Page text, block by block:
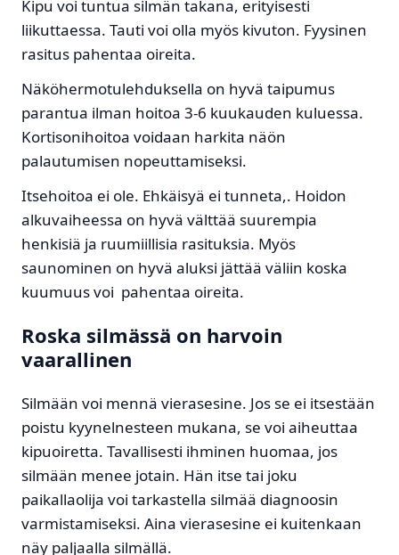
Kipu voi tuntua silmän takana, erityisesti
liikuttaessa. Tauti voi olla myös kivuton. Fyysinen
rasitus pahentaa oireita.
Näköhermotulehduksella on hyvä taipumus
parantua ilman hoitoa 3-6 kuukauden kuluessa.
Kortisonihoitoa voidaan harkita näön
palautumisen nopeuttamiseksi.
Itsehoitoa ei ole. Ehkäisyä ei tunneta,. Hoidon
alkuvaiheessa on hyvä välttää suurempia
henkisiä ja ruumiillisia rasituksia. Myös
saunominen on hyvä aluksi jättää väliin koska
kuumuus voi pahentaa oireita.
Roska silmässä on harvoin
vaarallinen
Silmään voi mennä vierasesine. Jos se ei itsestään
poistu kyynelnesteen mukana, se voi aiheuttaa
kipuoiretta. Tavallisesti ihminen huomaa, jos
silmään menee jotain. Hän itse tai joku
paikallaolija voi tarkastella silmää diagnoosin
varmistamiseksi. Aina vierasesine ei kuitenkaan
näy paljaalla silmällä.